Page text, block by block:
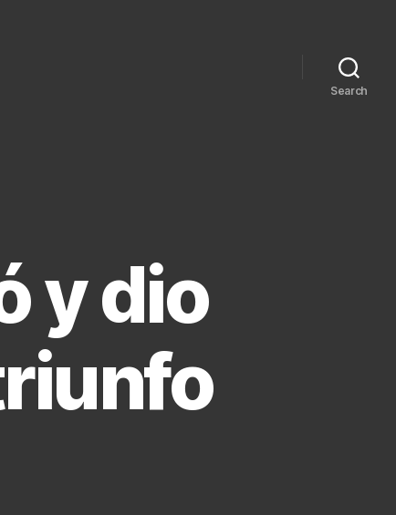
Search
y dio